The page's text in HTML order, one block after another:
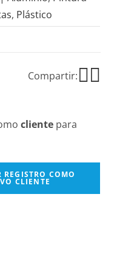
, Plástico
Compartir:
cliente para
REGISTRO COMO
CLIENTE